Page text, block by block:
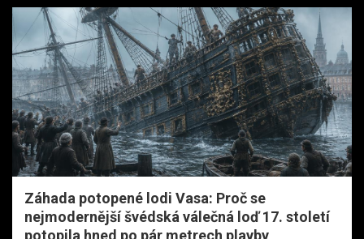
Záhada potopené lodi Vasa: Proč se
nejmodernější švédská válečná loď 17. století
potopila hned po pár metrech plavby